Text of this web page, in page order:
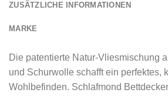
ZUSÄTZLICHE INFORMATIONEN
MARKE
Die patentierte Natur-Vliesmischung
und Schurwolle schafft ein perfektes,
Wohlbefinden. Schlafmond